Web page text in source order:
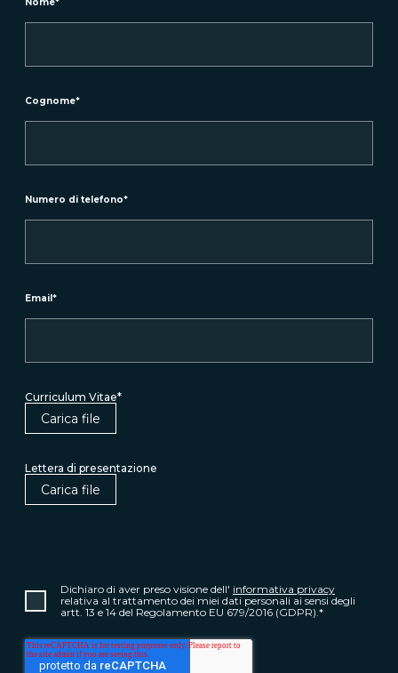
Cognome*
Numero di telefono*
Email*
Curriculum Vitae*
Carica file
Lettera di presentazione
Carica file
Dichiaro di aver preso visione dell' informativa privacy
relativa al trattamento dei miei dati personali ai sensi degli
artt. 13 e 14 del Regolamento EU 679/2016 (GDPR).*